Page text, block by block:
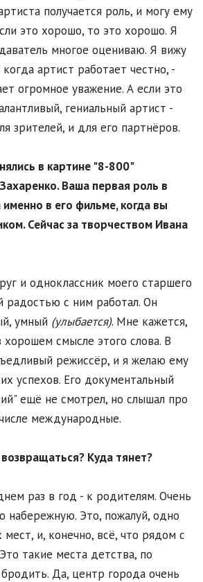
получается роль, и могу ему
это хорошо, то это хорошо. Я
многое оцениваю. Я вижу
артист работает честно, -
огромное уважение. А если это
гениальный артист -
зрителей, и для его партнёров.
в картине "8-800"
Ваша первая роль в
именно в его фильме, когда вы
Сейчас за творчеством Ивана
и одноклассник моего старшего
радостью с ним работал. Он
умный (улыбается). Мне кажется,
смысле этого слова. В
режиссёр, и я желаю ему
успехов. Его документальный
ещё не смотрел, но слышал про
международные.
Куда тянет?
раз в год - к родителям. Очень
Это, пожалуй, одно
и, конечно, всё, что рядом с
такие места детства, по
Да, центр города очень